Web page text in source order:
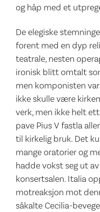
og håp med et
De elegiske
forent med en dyp
teatrale, nesten
ironisk blitt omtalt
men komponisten
ikke skulle være
verk, men ikke helt
pave Pius V fastla
til kirkelig bruk. Det
mange oratorier og
hadde vokst seg ut
konsertsalen. Italia
motreaksjon mot
såkalte Cecilia-